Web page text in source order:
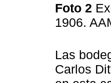
Foto 2
1906.
Las
Carlos